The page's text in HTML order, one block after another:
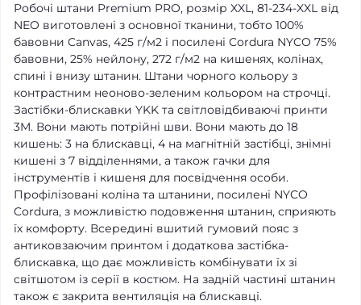
Робочі штани Premium PRO, розмір XXL, 81-234-XXL від
NEO виготовлені з основної тканини, тобто 100%
бавовни Canvas, 425 г/м2 і посилені Cordura NYCO 75%
бавовни, 25% нейлону, 272 г/м2 на кишенях, колінах,
спині і внизу штанин. Штани чорного кольору з
контрастним неоново-зеленим кольором на строчці.
Застібки-блискавки YKK та світловідбиваючі принти
3M. Вони мають потрійні шви. Вони мають до 18
кишень: 3 на блискавці, 4 на магнітній застібці, знімні
кишені з 7 відділеннями, а також гачки для
інструментів і кишеня для посвідчення особи.
Профілізовані коліна та штанини, посилені NYCO
Cordura, з можливістю подовження штанин, сприяють
їх комфорту. Всередині вшитий гумовий пояс з
антиковзаючим принтом і додаткова застібка-
блискавка, що дає можливість комбінувати їх зі
світшотом із серії в костюм. На задній частині штанин
також є закрита вентиляція на блискавці.